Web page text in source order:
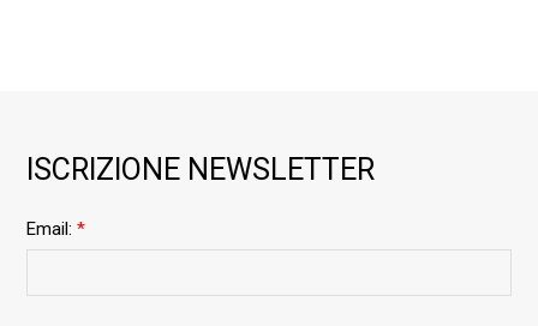
ISCRIZIONE NEWSLETTER
Email:*